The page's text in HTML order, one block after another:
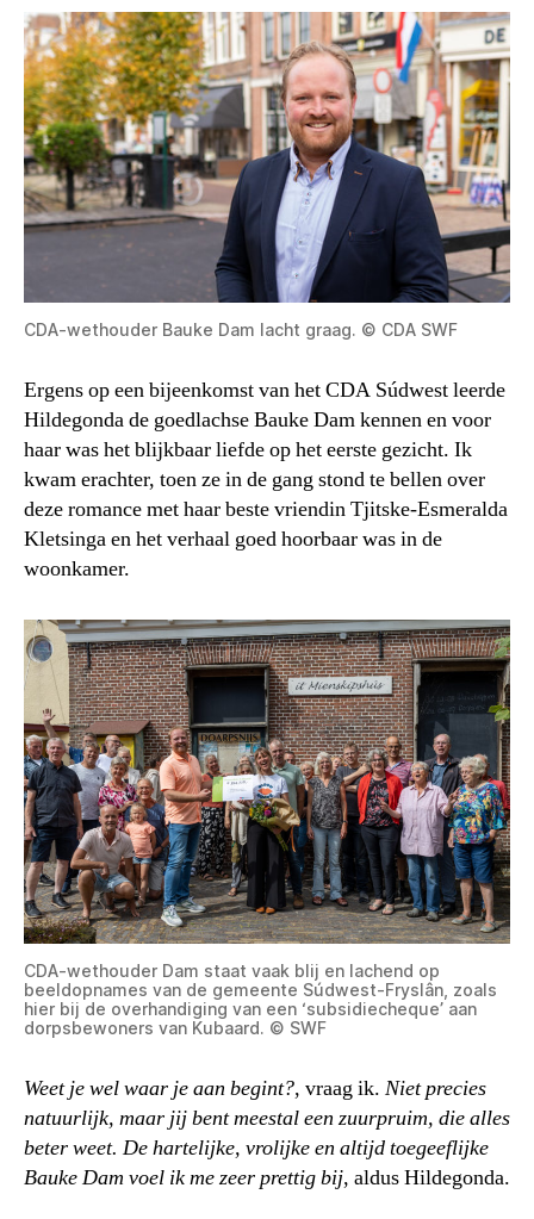
CDA-wethouder Bauke Dam lacht graag. © CDA SWF
Ergens op een bijeenkomst van het CDA Súdwest leerde
Hildegonda de goedlachse Bauke Dam kennen en voor
haar was het blijkbaar liefde op het eerste gezicht. Ik
kwam erachter, toen ze in de gang stond te bellen over
deze romance met haar beste vriendin Tjitske-Esmeralda
Kletsinga en het verhaal goed hoorbaar was in de
woonkamer.
CDA-wethouder Dam staat vaak blij en lachend op
beeldopnames van de gemeente Súdwest-Fryslân, zoals
hier bij de overhandiging van een ‘subsidiecheque’ aan
dorpsbewoners van Kubaard. © SWF
Weet je wel waar je aan begint?, vraag ik. Niet precies
natuurlijk, maar jij bent meestal een zuurpruim, die alles
beter weet. De hartelijke, vrolijke en altijd toegeeflijke
Bauke Dam voel ik me zeer prettig bij, aldus Hildegonda.